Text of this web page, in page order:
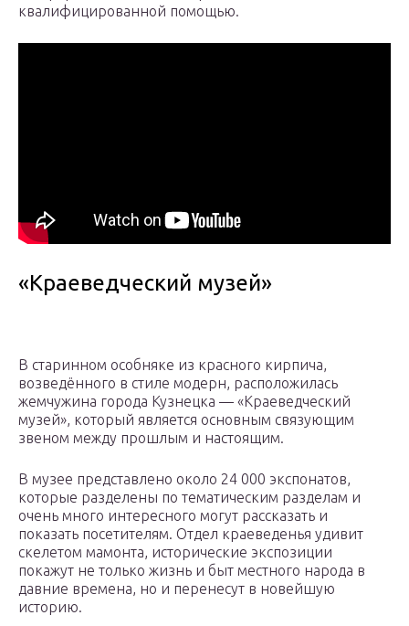
квалифицированной помощью.
«Краеведческий музей»
В старинном особняке из красного кирпича,
возведённого в стиле модерн, расположилась
жемчужина города Кузнецка — «Краеведческий
музей», который является основным связующим
звеном между прошлым и настоящим.
В музее представлено около 24 000 экспонатов,
которые разделены по тематическим разделам и
очень много интересного могут рассказать и
показать посетителям. Отдел краеведенья удивит
скелетом мамонта, исторические экспозиции
покажут не только жизнь и быт местного народа в
давние времена, но и перенесут в новейшую
историю.